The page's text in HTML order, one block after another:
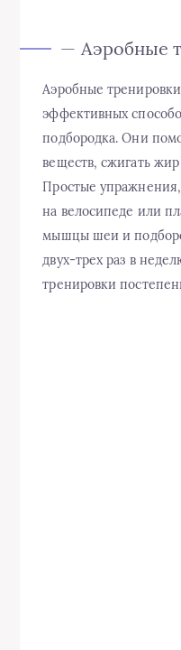
— Аэробные
Аэробные
эффективных
подбородка. Они
веществ, сжигать
Простые упражнения,
на велосипеде или
мышцы шеи и
двух-трех раз в
тренировки